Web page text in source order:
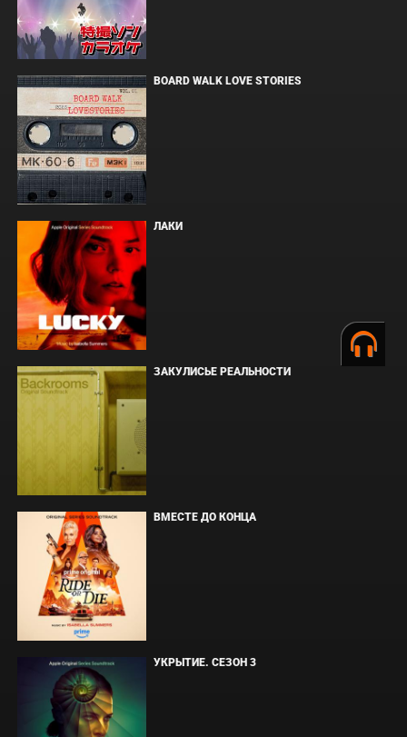
BOARD WALK LOVE STORIES
ЛАКИ
ЗАКУЛИСЬЕ РЕАЛЬНОСТИ
ВМЕСТЕ ДО КОНЦА
УКРЫТИЕ. СЕЗОН 3